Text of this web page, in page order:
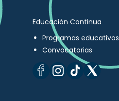
Educación Continua
Programas educativos
Convocatorias